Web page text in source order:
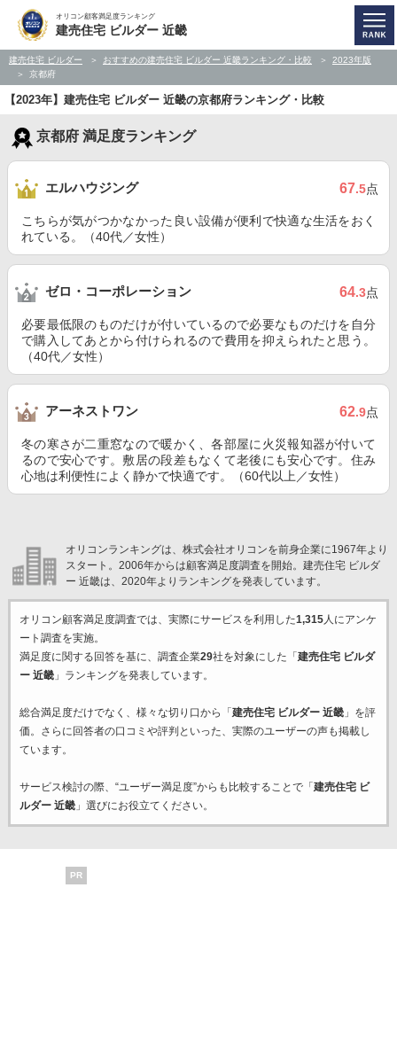
オリコン顧客満足度ランキング
建売住宅 ビルダー 近畿
建売住宅 ビルダー おすすめの建売住宅 ビルダー 近畿ランキング・比較
2023年版
京都府
【2023年】建売住宅 ビルダー 近畿の京都府ランキング・比較
京都府 満足度ランキング
エルハウジング 67.5点
こちらが気がつかなかった良い設備が便利で快適な生活をおく
れている。（40代／女性）
ゼロ・コーポレーション 64.3点
必要最低限のものだけが付いているので必要なものだけを自分
で購入してあとから付けられるので費用を抑えられたと思う。
（40代／女性）
アーネストワン 62.9点
冬の寒さが二重窓なので暖かく、各部屋に火災報知器が付いて
るので安心です。敷居の段差もなくて老後にも安心です。住み
心地は利便性によく静かで快適です。（60代以上／女性）
オリコンランキングは、株式会社オリコンを前身企業に1967年より
スタート。2006年からは顧客満足度調査を開始。建売住宅 ビルダ
ー 近畿は、2020年よりランキングを発表しています。
オリコン顧客満足度調査では、実際にサービスを利用した1,315人にアンケ
ート調査を実施。
満足度に関する回答を基に、調査企業29社を対象にした「 建売住宅 ビルダ
ー 近畿」ランキングを発表しています。
総合満足度だけでなく、様々な切り口から「 建売住宅 ビルダー 近畿」を評
価。さらに回答者の口コミや評判といった、実際のユーザーの声も掲載し
ています。
サービス検討の際、“ユーザー満足度”からも比較することで「 建売住宅 ビ
ルダー 近畿」選びにお役立てください。
PR